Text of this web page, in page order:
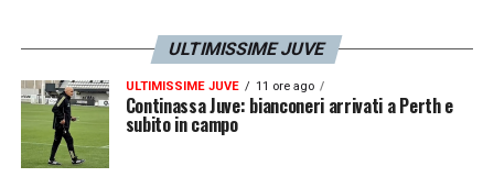
ULTIMISSIME JUVE
ULTIMISSIME JUVE 11 ore ago
Continassa Juve: bianconeri arrivati a Perth e
subito in campo